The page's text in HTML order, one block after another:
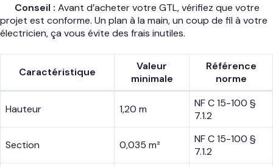
Conseil : Avant d’acheter votre GTL, vérifiez que votre
projet est conforme. Un plan à la main, un coup de fil à votre
électricien, ça vous évite des frais inutiles.
Caractéristique
Valeur
minimale
Référence
norme
Hauteur 1,20 m
NF C 15-100 §
7.1.2
Section 0,035 m²
NF C 15-100 §
7.1.2